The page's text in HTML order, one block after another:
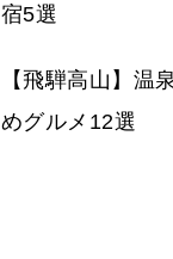
宿5選
【飛騨高山】温
めグルメ12選